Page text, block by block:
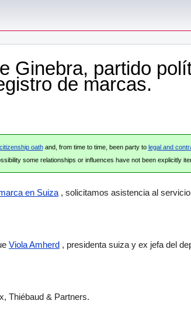
Ginebra, partido
de marcas.
oathand, from time to time, been party to legal and
some relationships or influences have not been explicitly
en Suiza , solicitamos asistencia al
Viola Amherd , presidenta suiza y ex jefa del
Thiébaud & Partners.